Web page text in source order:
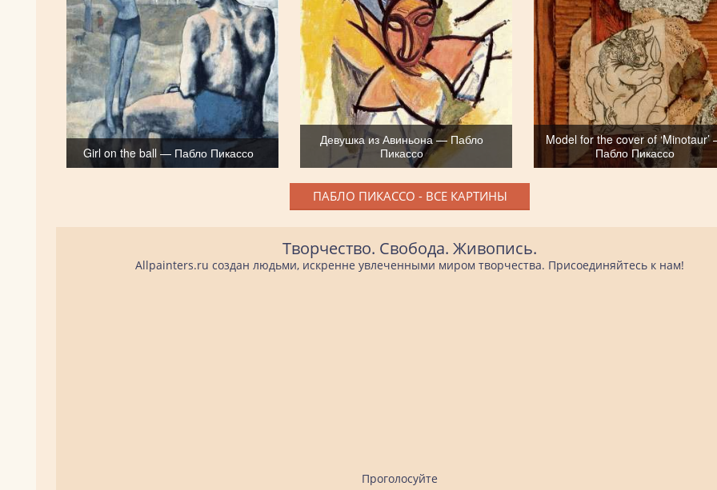
Girl on the ball — Пабло Пикассо
Девушка из Авиньона — Пабло
Пикассо
Model for the cover of
Пабло Пикассо
ПАБЛО ПИКАССО - ВСЕ КАРТИНЫ
Творчество. Свобода. Живопись.
Allpainters.ru создан людьми, искренне увлеченными миром творчества. Присоединяйтесь к нам!
Проголосуйте